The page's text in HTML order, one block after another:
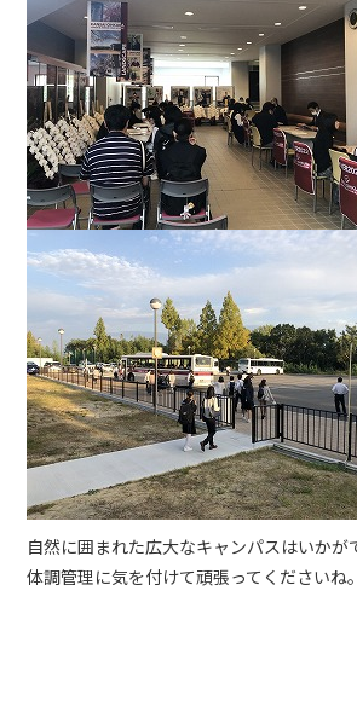
自然に囲まれた広大なキャンパスはいかが
体調管理に気を付けて頑張ってくださいね。